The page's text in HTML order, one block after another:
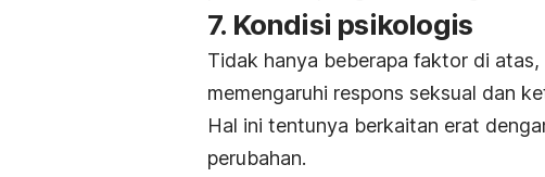
7. Kondisi psikologis
Tidak hanya beberapa faktor di
memengaruhi respons seksual dan
Hal ini tentunya berkaitan erat
perubahan.